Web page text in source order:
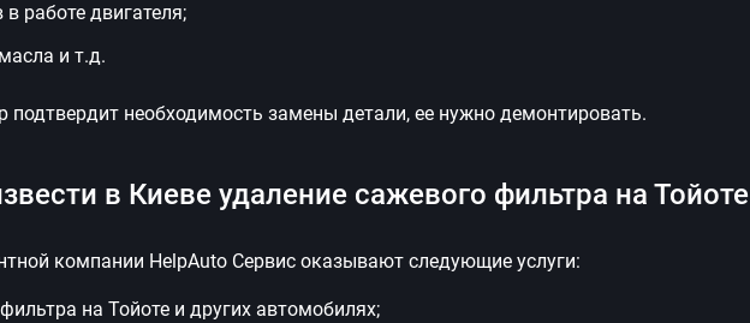
работе двигателя;
и т.д.
подтвердит необходимость замены детали, ее нужно демонтировать.
в Киеве удаление сажевого фильтра на Тойоте
компании HelpAuto Сервис оказывают следующие услуги:
на Тойоте и других автомобилях;